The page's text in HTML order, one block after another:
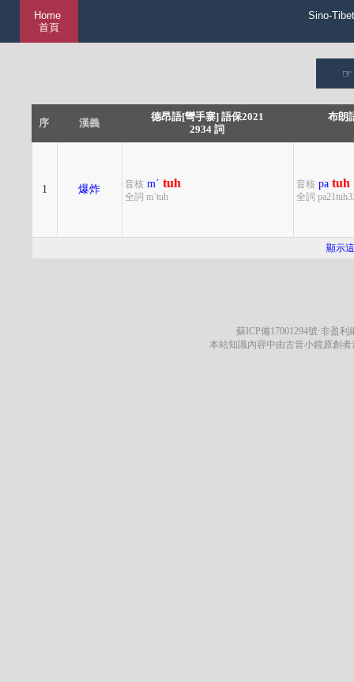
Home
首頁
Sino-
序 漢義
德昂語[彎手寨] 語保2021
2934 詞
布朗
1 爆炸 音核 mˊ tuh
全詞 mˊtuh
音核 pa tuh
全詞
顯示
蘇ICP備17001294號·非盈利
本站知識內容中由古音小鏡原創